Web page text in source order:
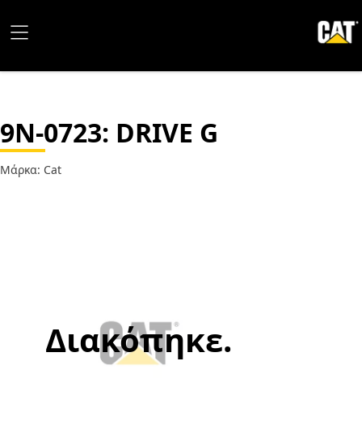
9N-0723: DRIVE G
Μάρκα: Cat
Διακόπηκε.